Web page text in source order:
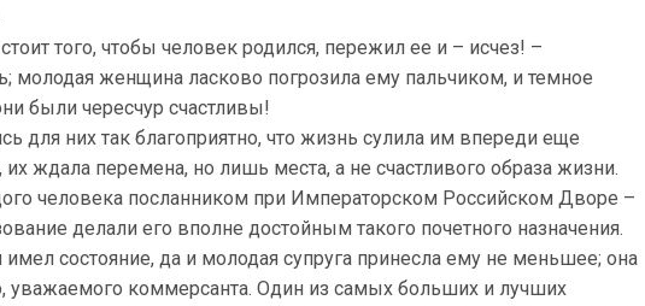
того, чтобы человек родился, пережил ее и – исчез! –
молодая женщина ласково погрозила ему пальчиком, и темное
были чересчур счастливы!
для них так благоприятно, что жизнь сулила им впереди еще
ждала перемена, но лишь места, а не счастливого образа жизни.
человека посланником при Императорском Российском Дворе –
делали его вполне достойным такого почетного назначения.
состояние, да и молодая супруга принесла ему не меньшее; она
уважаемого коммерсанта. Один из самых больших и лучших